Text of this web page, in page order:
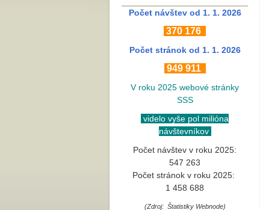
Počet návštev od 1. 1. 2026
370 176
Počet stránok od 1. 1. 2026
949 911
V roku 2025 webové stránky
SSS
videlo vyše pol milióna
návštevníkov
Počet návštev v roku 2025:
547 263
Počet stránok v roku 2025:
1 458 688
(Zdroj: Štatistiky Webnode)